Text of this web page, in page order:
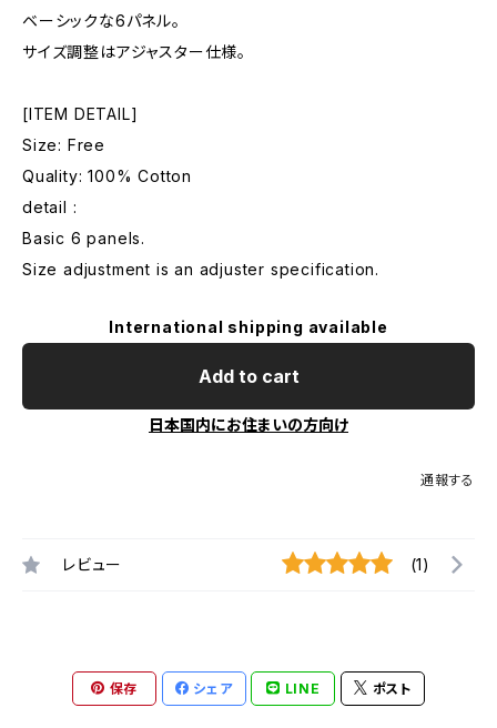
ベーシックな6パネル。
サイズ調整はアジャスター仕様。
[ITEM DETAIL]
Size: Free
Quality: 100% Cotton
detail :
Basic 6 panels.
Size adjustment is an adjuster specification.
International shipping available
Add to cart
日本国内にお住まいの方向け
通報する
レビュー (1)
保存 シェア LINE ポスト